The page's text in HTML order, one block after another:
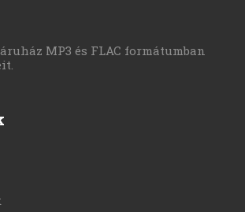
MP3 és FLAC formátumban